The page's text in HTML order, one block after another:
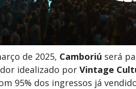
de 2025, Camboriú será
idealizado por Vintage
95% dos ingressos já